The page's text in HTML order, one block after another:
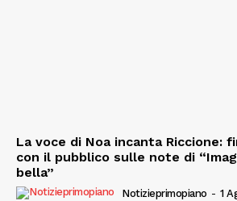
La voce di Noa incanta Riccione:
con il pubblico sulle note di
bella”
Notizieprimopiano - 1